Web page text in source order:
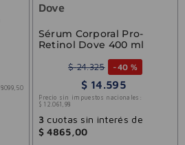
8099 50
Dove
Sérum Corporal Pro-
Retinol Dove 400 ml
$ 24.325 -40 %
$ 14.595
Precio sin impuestos nacionales:
$ 12 .061 98
3cuotas sin interés de
$ 4865 00